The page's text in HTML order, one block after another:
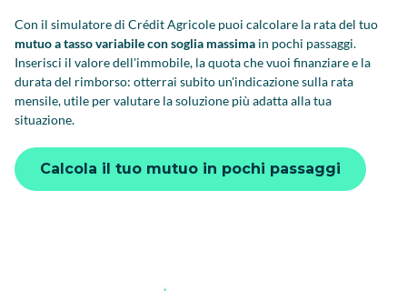
Con il simulatore di Crédit Agricole puoi calcolare la rata del tuo
mutuo a tasso variabile con soglia massima in pochi passaggi.
Inserisci il valore dell'immobile, la quota che vuoi finanziare e la
durata del rimborso: otterrai subito un'indicazione sulla rata
mensile, utile per valutare la soluzione più adatta alla tua
situazione.
Calcola il tuo mutuo in pochi passaggi